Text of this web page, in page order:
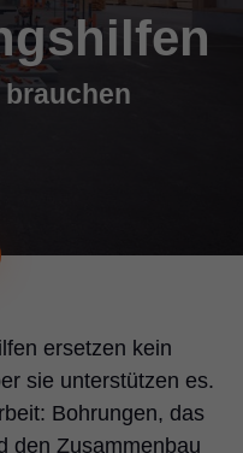
brauchen
ersetzen kein
sie unterstützen es.
Bohrungen, das
den Zusammenbau